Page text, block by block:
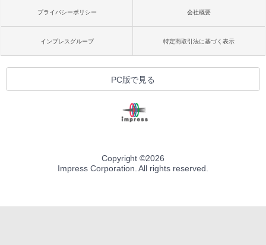
プライバシーポリシー 会社概要
インプレスグループ 特定商取引法に基づく表示
PC版で見る
Copyright ©2026
Impress Corporation. All rights reserved.